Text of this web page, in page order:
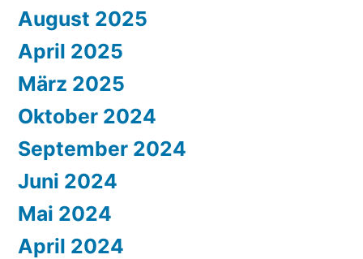
August 2025
April 2025
März 2025
Oktober 2024
September 2024
Juni 2024
Mai 2024
April 2024